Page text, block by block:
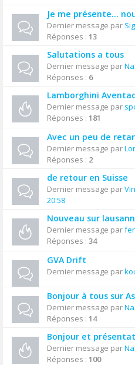
Je me présente...
Dernier message par
Réponses : 13
Salutations a tous
Dernier message par
Réponses : 6
Lamborghini
Dernier message par
Réponses : 181
Avec un peu de
Dernier message par
Réponses : 2
de retour en Suisse
Dernier message par
20:58
Nouveau sur
Dernier message par
Réponses : 34
GVA Drift
Dernier message par
Bonjour à tous sur
Dernier message par
Réponses : 14
Bonjour et
Dernier message par
Réponses : 100